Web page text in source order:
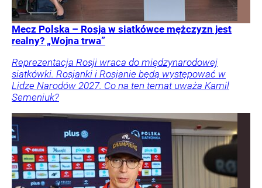
Mecz Polska – Rosja w siatkówce mężczyzn jest
realny? „Wojna trwa”
Reprezentacja Rosji wraca do międzynarodowej
siatkówki. Rosjanki i Rosjanie będą występować w
Lidze Narodów 2027. Co na ten temat uważa Kamil
Semeniuk?